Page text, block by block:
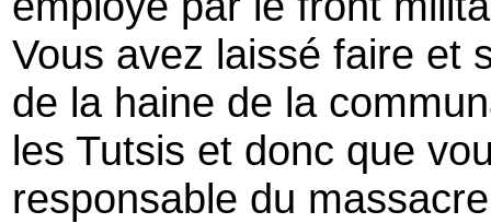
Vous avez laissé faire et
de la haine de la
les Tutsis et donc que
responsable du